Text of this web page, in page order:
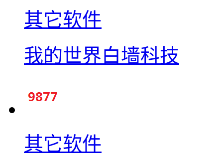
其它软件
我的世界白墙科技
其它软件